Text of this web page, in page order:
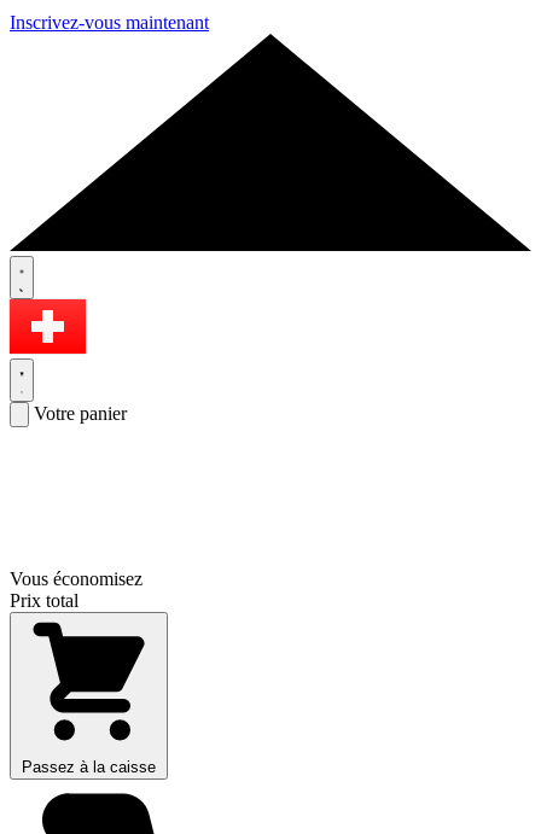
Inscrivez-vous maintenant
Votre panier
Vous économisez
Prix total
Passez à la caisse